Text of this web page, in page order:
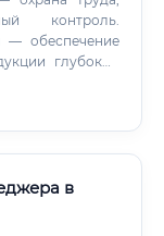
контроль.
обеспечение
глубокой
в